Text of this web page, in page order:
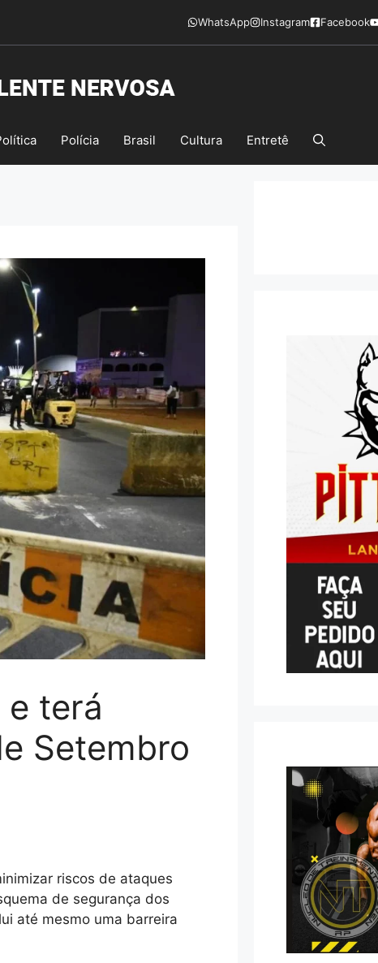
WhatsApp Instagram Facebook
Polícia Brasil Cultura Entretê
terá
Setembro
riscos de ataques
de segurança dos
até mesmo uma barreira